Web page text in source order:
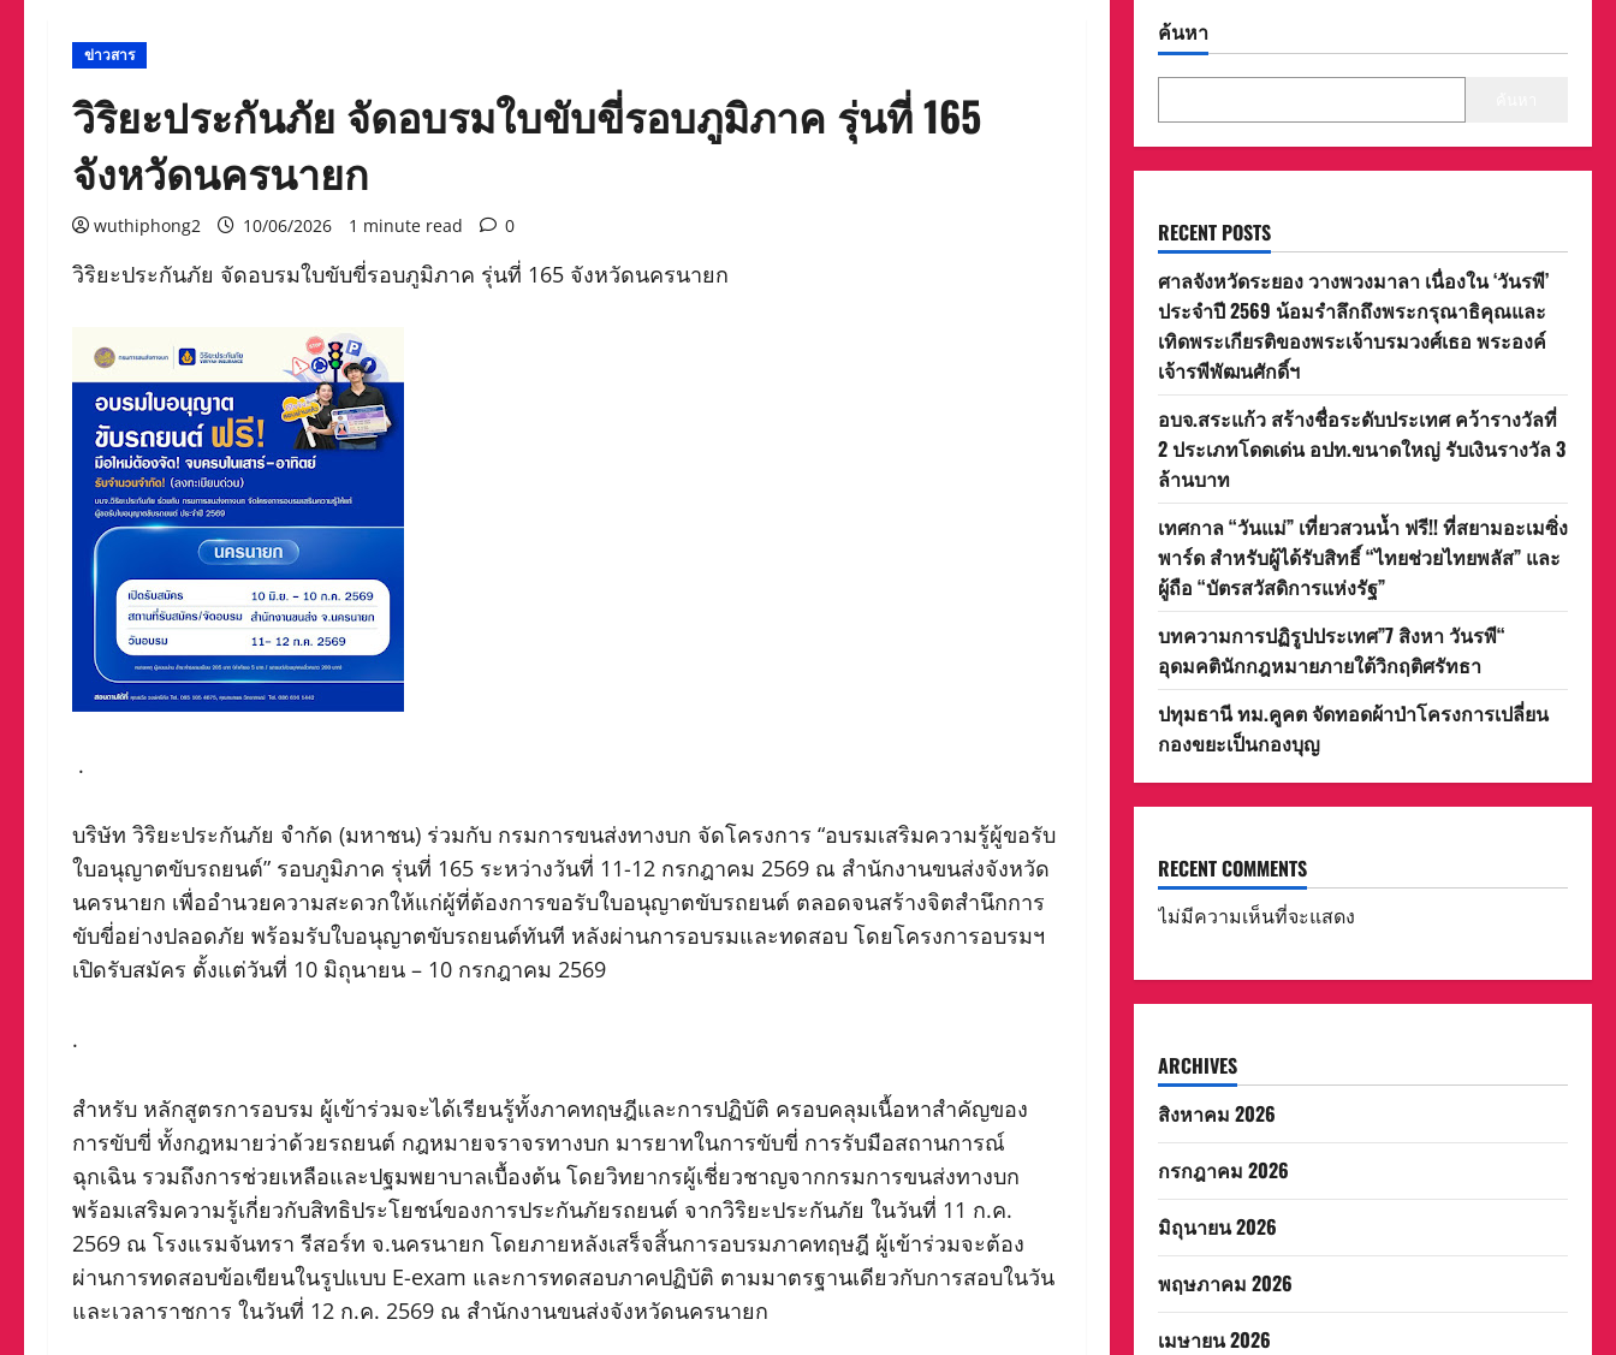
ข่าวสาร
วิริยะประกันภัย จัดอบรมใบขับขี่รอบภูมิภาค รุ่นที่ 165
จังหวัดนครนายก
wuthiphong2 10/06/2026 1 minute read 0
วิริยะประกันภัย จัดอบรมใบขับขี่รอบภูมิภาค รุ่นที่ 165 จังหวัดนครนายก
.
บริษัท วิริยะประกันภัย จำกัด (มหาชน) ร่วมกับ กรมการขนส่งทางบก จัดโครงการ “อบรมเสริมความรู้ผู้ขอรับ
ใบอนุญาตขับรถยนต์” รอบภูมิภาค รุ่นที่ 165 ระหว่างวันที่ 11-12 กรกฎาคม 2569 ณ สำนักงานขนส่งจังหวัด
นครนายก เพื่ออำนวยความสะดวกให้แก่ผู้ที่ต้องการขอรับใบอนุญาตขับรถยนต์ ตลอดจนสร้างจิตสำนึกการ
ขับขี่อย่างปลอดภัย พร้อมรับใบอนุญาตขับรถยนต์ทันที หลังผ่านการอบรมและทดสอบ โดยโครงการอบรมฯ
เปิดรับสมัคร ตั้งแต่วันที่ 10 มิถุนายน – 10 กรกฎาคม 2569
.
สำหรับ หลักสูตรการอบรม ผู้เข้าร่วมจะได้เรียนรู้ทั้งภาคทฤษฎีและการปฏิบัติ ครอบคลุมเนื้อหาสำคัญของ
การขับขี่ ทั้งกฎหมายว่าด้วยรถยนต์ กฎหมายจราจรทางบก มารยาทในการขับขี่ การรับมือสถานการณ์
ฉุกเฉิน รวมถึงการช่วยเหลือและปฐมพยาบาลเบื้องต้น โดยวิทยากรผู้เชี่ยวชาญจากกรมการขนส่งทางบก
พร้อมเสริมความรู้เกี่ยวกับสิทธิประโยชน์ของการประกันภัยรถยนต์ จากวิริยะประกันภัย ในวันที่ 11 ก.ค.
2569 ณ โรงแรมจันทรา รีสอร์ท จ.นครนายก โดยภายหลังเสร็จสิ้นการอบรมภาคทฤษฎี ผู้เข้าร่วมจะต้อง
ผ่านการทดสอบข้อเขียนในรูปแบบ E-exam และการทดสอบภาคปฏิบัติ ตามมาตรฐานเดียวกับการสอบในวัน
และเวลาราชการ ในวันที่ 12 ก.ค. 2569 ณ สำนักงานขนส่งจังหวัดนครนายก
ค้นหา
RECENT POSTS
ศาลจังหวัดระยอง วางพวงมาลา เนื่องใน ‘วันรพี’
ประจำปี 2569 น้อมรำลึกถึงพระกรุณาธิคุณและ
เทิดพระเกียรติของพระเจ้าบรมวงศ์เธอ พระองค์
เจ้ารพีพัฒนศักดิ์ฯ
อบจ.สระแก้ว สร้างชื่อระดับประเทศ คว้ารางวัลที่
2 ประเภทโดดเด่น อปท.ขนาดใหญ่ รับเงินรางวัล 3
ล้านบาท
เทศกาล “วันแม่” เที่ยวสวนน้ำ ฟรี!! ที่สยามอะเมซิ่ง
พาร์ด สำหรับผู้ได้รับสิทธิ์ “ไทยช่วยไทยพลัส” และ
ผู้ถือ “บัตรสวัสดิการแห่งรัฐ”
บทความการปฏิรูปประเทศ”7 สิงหา วันรพี“
อุดมคตินักกฎหมายภายใต้วิกฤติศรัทธา
ปทุมธานี ทม.คูคต จัดทอดผ้าป่าโครงการเปลี่ยน
กองขยะเป็นกองบุญ
RECENT COMMENTS
ไม่มีความเห็นที่จะแสดง
ARCHIVES
สิงหาคม 2026
กรกฎาคม 2026
มิถุนายน 2026
พฤษภาคม 2026
เมษายน 2026